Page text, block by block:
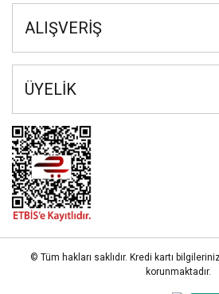
ALIŞVERİŞ
ÜYELİK
© Tüm hakları saklıdır. Kredi kartı
korunmaktadır.